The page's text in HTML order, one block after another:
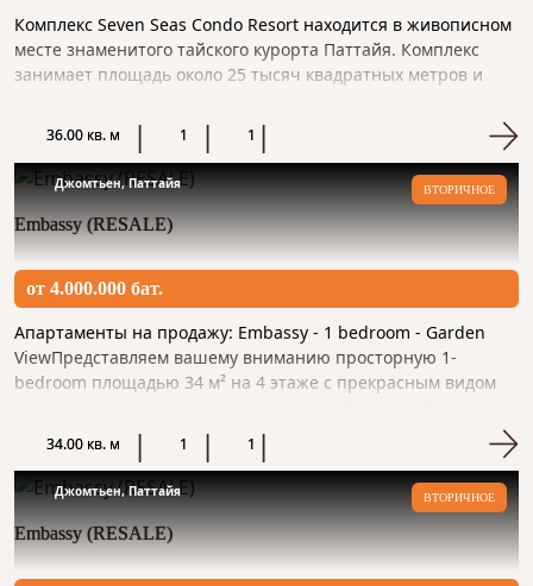
Комплекс Seven Seas Condo Resort находится в живописном
месте знаменитого тайского курорта Паттайя. Комплекс
занимает площадь около 25 тысяч квадратных метров и
36.00 кв. м 1 1
Джомтьен, Паттайя ВТОРИЧНОЕ
Embassy (RESALE)
от 4.000.000 бат.
Апартаменты на продажу: Embassy - 1 bedroom - Garden
ViewПредставляем вашему вниманию просторную 1-
bedroom площадью 34 м² на 4 этаже с прекрасным видом
мебелью и необходи...
34.00 кв. м 1 1
Джомтьен, Паттайя ВТОРИЧНОЕ
Embassy (RESALE)